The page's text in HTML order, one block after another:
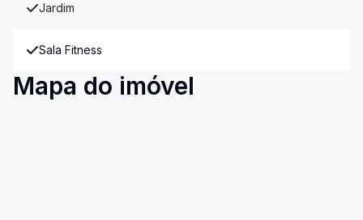
Jardim
Sala Fitness
Mapa do imóvel